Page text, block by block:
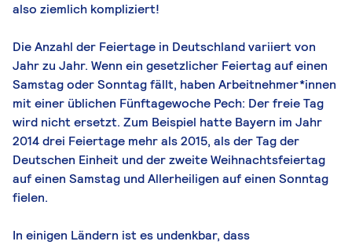
also ziemlich kompliziert!
Die Anzahl der Feiertage in Deutschland variiert von
Jahr zu Jahr. Wenn ein gesetzlicher Feiertag auf einen
Samstag oder Sonntag fällt, haben Arbeitnehmer*innen
mit einer üblichen Fünftagewoche Pech: Der freie Tag
wird nicht ersetzt. Zum Beispiel hatte Bayern im Jahr
2014 drei Feiertage mehr als 2015, als der Tag der
Deutschen Einheit und der zweite Weihnachtsfeiertag
auf einen Samstag und Allerheiligen auf einen Sonntag
fielen.
In einigen Ländern ist es undenkbar, dass